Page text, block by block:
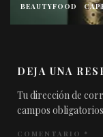
BEAUTYFOOD
DEJA UNA
Tu dirección de
campos
COMENTARIO *